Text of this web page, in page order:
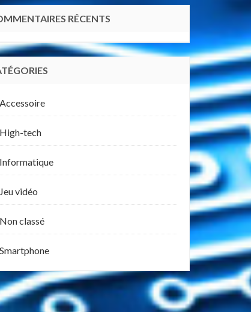
RÉCENTS
Accessoire
High-tech
Informatique
Jeu vidéo
Non classé
Smartphone